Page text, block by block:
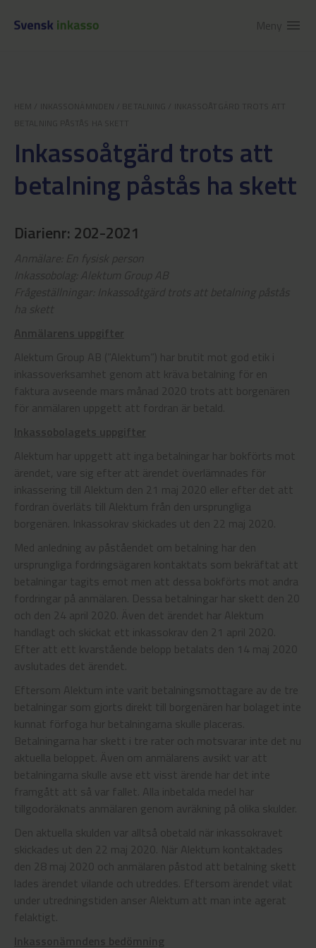
Meny menu
BETALNING
INKASSOÅTGÄRD TROTS ATT
BETALNING PÅSTÅS HA SKETT
Inkassoåtgärd trots att
betalning påstås ha skett
Diarienr: 202-2021
Anmälare: En fysisk person
Inkassobolag: Alektum Group AB
Frågeställningar: Inkassoåtgärd trots att betalning påstås
ha skett
Anmälarens uppgifter
Alektum Group AB (”Alektum”) har brutit mot god etik i
inkassoverksamhet genom att kräva betalning för en
faktura avseende mars månad 2020 trots att borgenären
för anmälaren uppgett att fordran är betald.
Inkassobolagets uppgifter
Alektum har uppgett att inga betalningar har bokförts mot
ärendet, vare sig efter att ärendet överlämnades för
inkassering till Alektum den 21 maj 2020 eller efter det att
fordran överläts till Alektum från den ursprungliga
borgenären. Inkassokrav skickades ut den 22 maj 2020.
Med anledning av påståendet om betalning har den
ursprungliga fordringsägaren kontaktats som bekräftat att
betalningar tagits emot men att dessa bokförts mot andra
fordringar på anmälaren. Dessa betalningar har skett den 20
och den 24 april 2020. Även det ärendet har Alektum
handlagt och skickat ett inkassokrav den 21 april 2020.
Efter att ett kvarstående belopp betalats den 14 maj 2020
avslutades det ärendet.
Eftersom Alektum inte varit betalningsmottagare av de tre
betalningar som gjorts direkt till borgenären har bolaget inte
kunnat förfoga hur betalningarna skulle placeras.
Betalningarna har skett i tre rater och motsvarar inte det nu
aktuella beloppet. Även om anmälarens avsikt var att
betalningarna skulle avse ett visst ärende har det inte
framgått att så var fallet. Alla inbetalda medel har
tillgodoräknats anmälaren genom avräkning på olika skulder.
Den aktuella skulden var alltså obetald när inkassokravet
skickades ut den 22 maj 2020. När Alektum kontaktades
den 28 maj 2020 och anmälaren påstod att betalning skett
lades ärendet vilande och utreddes. Eftersom ärendet vilat
under utredningstiden anser Alektum att man inte agerat
felaktigt.
Inkassonämndens bedömning